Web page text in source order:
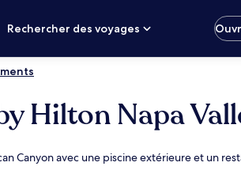
Rechercher des voyages
Hilton Napa
Canyon avec une piscine extérieure et un